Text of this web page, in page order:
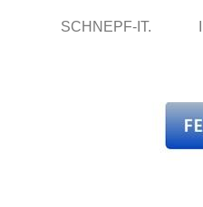
SCHNEPF-IT.